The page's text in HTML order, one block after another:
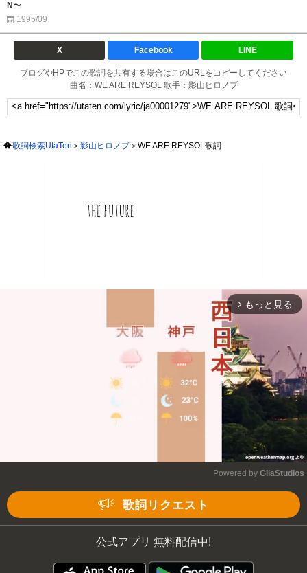
N〜
1995/09
X Facebook LINE
ブログやHPでこの歌詞を共有する場合はこのURLをコピーしてください
曲名：WE ARE REYSOL 歌手：影山ヒロノブ
歌詞検索UtaTen 影山ヒロノブ WE ARE REYSOL歌詞
arrow_forward_ios もっと見る
Powered by GliaStudios
歌詞リクエスト
公式アプリ 無料配信中!